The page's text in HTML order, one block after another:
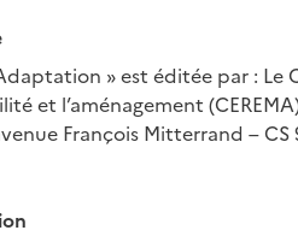
» est éditée par : Le
et l’aménagement
François Mitterrand –